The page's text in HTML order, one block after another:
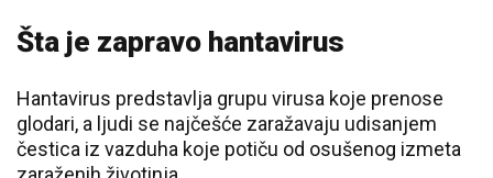
Šta je zapravo hantavirus
Hantavirus predstavlja grupu virusa koje prenose
glodari, a ljudi se najčešće zaražavaju udisanjem
čestica iz vazduha koje potiču od osušenog izmeta